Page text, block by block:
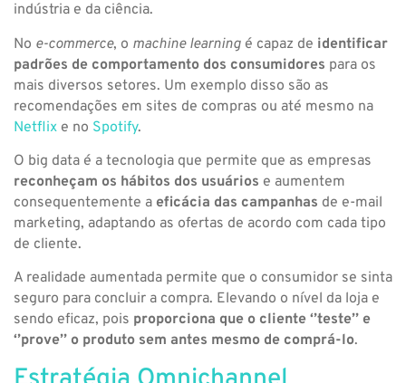
indústria e da ciência.
No e-commerce, o machine learning é capaz de identificar
padrões de comportamento dos consumidores para os
mais diversos setores. Um exemplo disso são as
recomendações em sites de compras ou até mesmo na
Netflix e no Spotify.
O big data é a tecnologia que permite que as empresas
reconheçam os hábitos dos usuários e aumentem
consequentemente a eficácia das campanhas de e-mail
marketing, adaptando as ofertas de acordo com cada tipo
de cliente.
A realidade aumentada permite que o consumidor se sinta
seguro para concluir a compra. Elevando o nível da loja e
sendo eficaz, pois proporciona que o cliente ‘’teste’’ e
‘’prove’’ o produto sem antes mesmo de comprá-lo.